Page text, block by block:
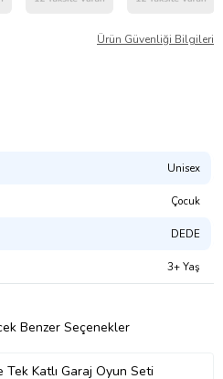
Ürün Güvenliği Bilgileri
Unisex
Çocuk
DEDE
3+ Yaş
Benzer Seçenekler
Tek Katlı Garaj Oyun Seti